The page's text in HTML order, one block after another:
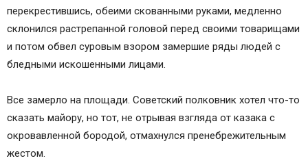
перекрестившись, обеими скованными руками, медленно
склонился растрепанной головой перед своими товарищами
и потом обвел суровым взором замершие ряды людей с
бледными искошенными лицами.
Все замерло на площади. Советский полковник хотел что-то
сказать майору, но тот, не отрывая взгляда от казака с
окровавленной бородой, отмахнулся пренебрежительным
жестом.